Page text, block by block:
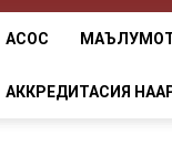
АСОСӢ
АККРЕДИТАСИЯ